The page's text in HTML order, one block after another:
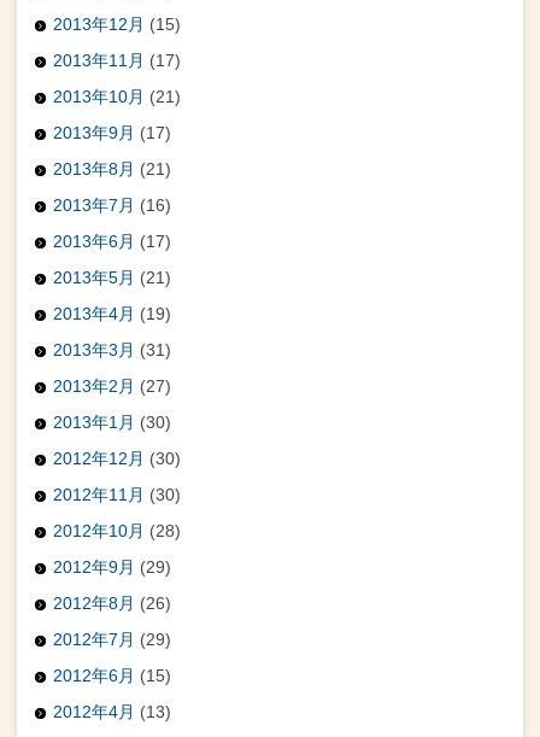
2013年12月 (15)
2013年11月 (17)
2013年10月 (21)
2013年9月 (17)
2013年8月 (21)
2013年7月 (16)
2013年6月 (17)
2013年5月 (21)
2013年4月 (19)
2013年3月 (31)
2013年2月 (27)
2013年1月 (30)
2012年12月 (30)
2012年11月 (30)
2012年10月 (28)
2012年9月 (29)
2012年8月 (26)
2012年7月 (29)
2012年6月 (15)
2012年4月 (13)